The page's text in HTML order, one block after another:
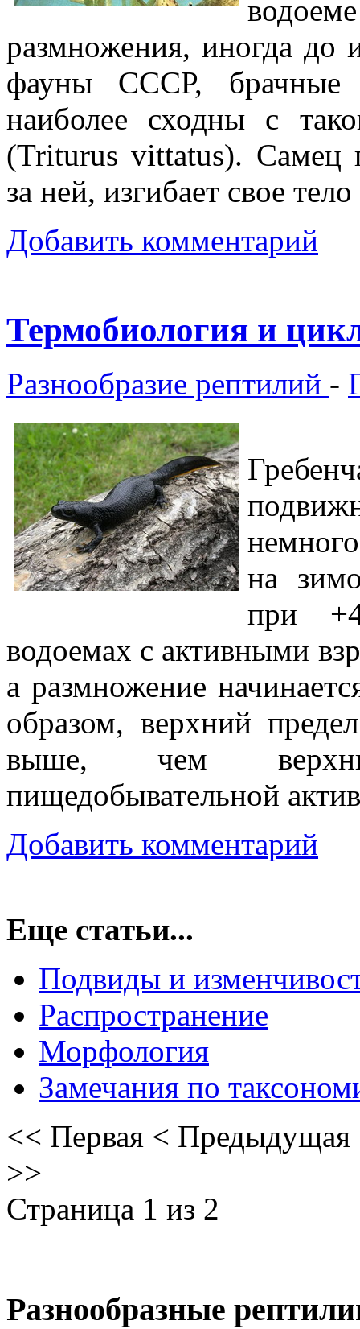
размножения, иногда до
фауны СССР, брачные
наиболее сходны с
(Triturus vittatus). Самец
за ней, изгибает свое
Добавить комментарий
Термобиология и
Разнообразие рептилий -
на
при
водоемах с активными
а размножение
образом, верхний
выше, чем
пищедобывательной
Добавить комментарий
Еще статьи...
Подвиды и
Распространение
Морфология
Замечания по
<< Первая < Предыдущая
>>
Страница 1 из 2
Разнообразные